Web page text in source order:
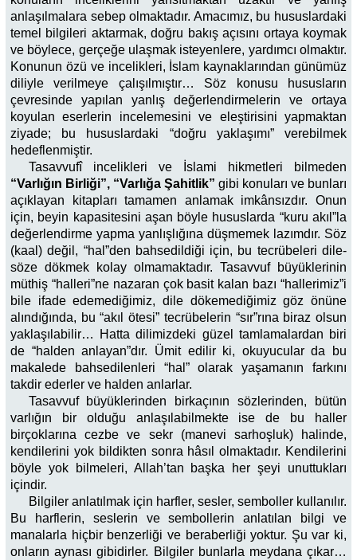
anlaşılmalara sebep olmaktadır. Amacımız, bu hususlardaki
temel bilgileri aktarmak, doğru bakış açısını ortaya koymak
ve böylece, gerçeğe ulaşmak isteyenlere, yardımcı olmaktır.
Konunun özü ve incelikleri, İslam kaynaklarından günümüz
diliyle verilmeye çalışılmıştır… Söz konusu hususların
çevresinde yapılan yanlış değerlendirmelerin ve ortaya
koyulan eserlerin incelemesini ve eleştirisini yapmaktan
ziyade; bu hususlardaki “doğru yaklaşımı” verebilmek
hedeflenmiştir.
Tasavvufî incelikleri ve İslami hikmetleri bilmeden
“Varlığın Birliği”, “Varlığa Şahitlik” gibi konuları ve bunları
açıklayan kitapları tamamen anlamak imkânsızdır. Onun
için, beyin kapasitesini aşan böyle hususlarda “kuru akıl”la
değerlendirme yapma yanlışlığına düşmemek lazımdır. Söz
(kaal) değil, “hal”den bahsedildiği için, bu tecrübeleri dile-
söze dökmek kolay olmamaktadır. Tasavvuf büyüklerinin
müthiş “halleri”ne nazaran çok basit kalan bazı “hallerimiz”i
bile ifade edemediğimiz, dile dökemediğimiz göz önüne
alındığında, bu “akıl ötesi” tecrübelerin “sır”rına biraz olsun
yaklaşılabilir… Hatta dilimizdeki güzel tamlamalardan biri
de “halden anlayan”dır. Ümit edilir ki, okuyucular da bu
makalede bahsedilenleri “hal” olarak yaşamanın farkını
takdir ederler ve halden anlarlar.
Tasavvuf büyüklerinden birkaçının sözlerinden, bütün
varlığın bir olduğu anlaşılabilmekte ise de bu haller
birçoklarına cezbe ve sekr (manevi sarhoşluk) halinde,
kendilerini yok bildikten sonra hâsıl olmaktadır. Kendilerini
böyle yok bilmeleri, Allah’tan başka her şeyi unuttukları
içindir.
Bilgiler anlatılmak için harfler, sesler, semboller kullanılır.
Bu harflerin, seslerin ve sembollerin anlatılan bilgi ve
manalarla hiçbir benzerliği ve beraberliği yoktur. Şu var ki,
onların aynası gibidirler. Bilgiler bunlarla meydana çıkar…